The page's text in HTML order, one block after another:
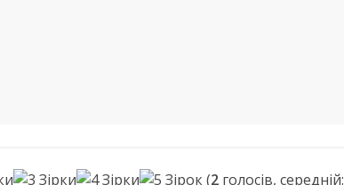
(2 голосів, середній: